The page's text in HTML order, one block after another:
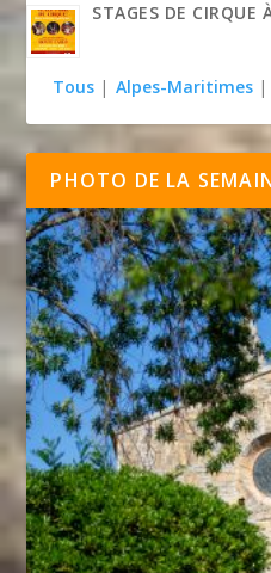
STAGES DE CIRQUE
Tous | Alpes-Maritimes |
PHOTO DE LA